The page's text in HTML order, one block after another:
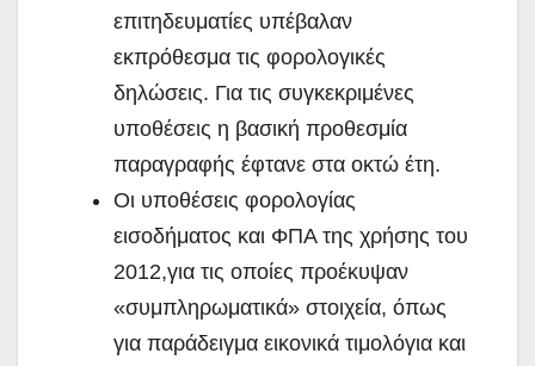
επιτηδευματίες υπέβαλαν
εκπρόθεσμα τις φορολογικές
δηλώσεις. Για τις συγκεκριμένες
υποθέσεις η βασική προθεσμία
παραγραφής έφτανε στα οκτώ έτη.
Οι υποθέσεις φορολογίας
εισοδήματος και ΦΠΑ της χρήσης του
2012,για τις οποίες προέκυψαν
«συμπληρωματικά» στοιχεία, όπως
για παράδειγμα εικονικά τιμολόγια και